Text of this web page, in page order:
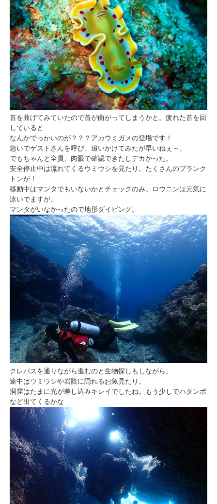
首を曲げてみていたので首が曲がってしまうかと。疲れた首を回
していると
なんかでっかいのが？？？アカウミガメの登場です！
急いでゲストさんを呼び、追いかけてみたが早いねぇ～。
でもちゃんと全員、肉眼で確認できたしデカかった。
安全停止中は流れてくるウミウシを見たり。たくさんのプランク
トンが！
移動中はマンタでもいないかとチェックのみ。ロウニンは元気に
泳いでますが。
マンタがいなかったので地形ダイビング。
クレパスを通りながら進むのと生物探しもしながら。
途中はウミウシや岩陰に隠れるお魚見たり。
洞窟はたまに光が差し込みキレイでしたね。もう少しでハタンポ
など出てくるかな